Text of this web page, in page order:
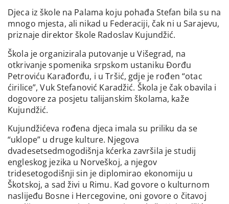
Djeca iz škole na Palama koju pohađa Stefan bila su na
mnogo mjesta, ali nikad u Federaciji, čak ni u Sarajevu,
priznaje direktor škole Radoslav Kujundžić.
Škola je organizirala putovanje u Višegrad, na
otkrivanje spomenika srpskom ustaniku Ðorđu
Petroviću Karađorđu, i u Tršić, gdje je rođen “otac
ćirilice”, Vuk Stefanović Karadžić. Škola je čak obavila i
dogovore za posjetu talijanskim školama, kaže
Kujundžić.
Kujundžićeva rođena djeca imala su priliku da se
“uklope” u druge kulture. Njegova
dvadesetsedmogodišnja kćerka završila je studij
engleskog jezika u Norveškoj, a njegov
tridesetogodišnji sin je diplomirao ekonomiju u
Škotskoj, a sad živi u Rimu. Kad govore o kulturnom
naslijeđu Bosne i Hercegovine, oni govore o čitavoj